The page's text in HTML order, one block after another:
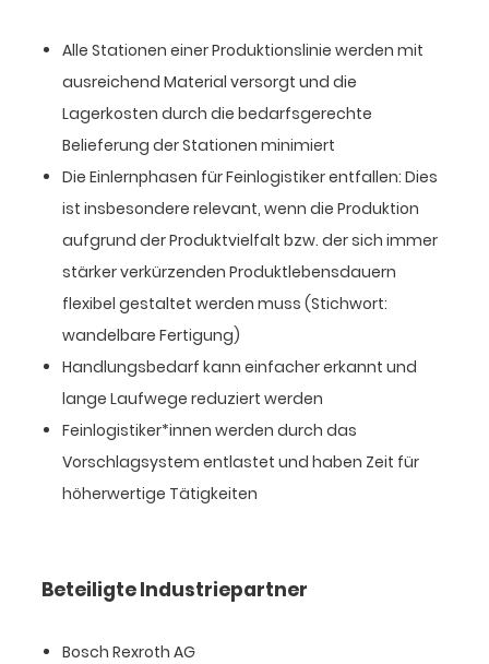
Alle Stationen einer Produktionslinie werden mit
ausreichend Material versorgt und die
Lagerkosten durch die bedarfsgerechte
Belieferung der Stationen minimiert
Die Einlernphasen für Feinlogistiker entfallen: Dies
ist insbesondere relevant, wenn die Produktion
aufgrund der Produktvielfalt bzw. der sich immer
stärker verkürzenden Produktlebensdauern
flexibel gestaltet werden muss (Stichwort:
wandelbare Fertigung)
Handlungsbedarf kann einfacher erkannt und
lange Laufwege reduziert werden
Feinlogistiker*innen werden durch das
Vorschlagsystem entlastet und haben Zeit für
höherwertige Tätigkeiten
Beteiligte Industriepartner
Bosch Rexroth AG